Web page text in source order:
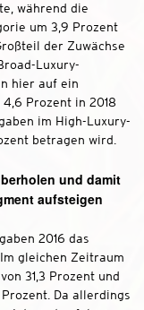
während die
um 3,9 Prozent
der Zuwächse
Luxury-
hier auf ein
4,6 Prozent in 2018
im High-Luxury-
betragen wird.
und damit
aufsteigen
2016 das
gleichen Zeitraum
31,3 Prozent und
Da allerdings